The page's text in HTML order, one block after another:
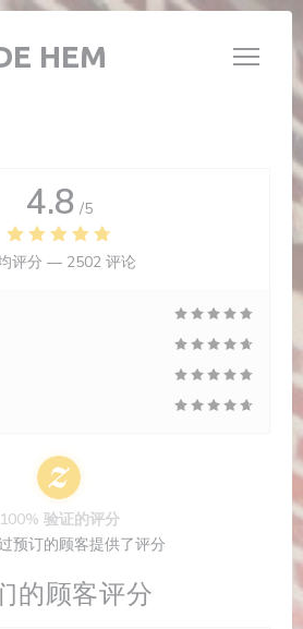
HEM
的顾客评分
4.8 /5
评分 — 2502 评论
100% 验证的评分
预订的顾客提供了评分